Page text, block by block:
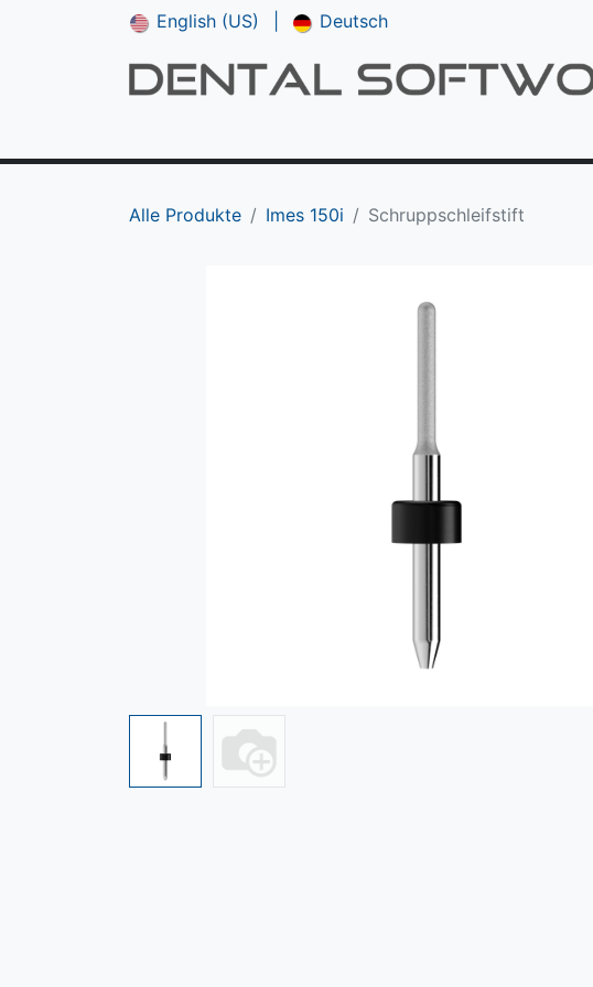
English (US) Deutsch
Alle Produkte Imes 150i Schruppschleifstift